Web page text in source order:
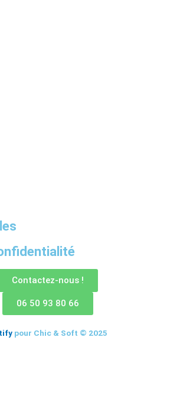
Contactez-nous !
06 50 93 80 66
pour Chic & Soft © 2025